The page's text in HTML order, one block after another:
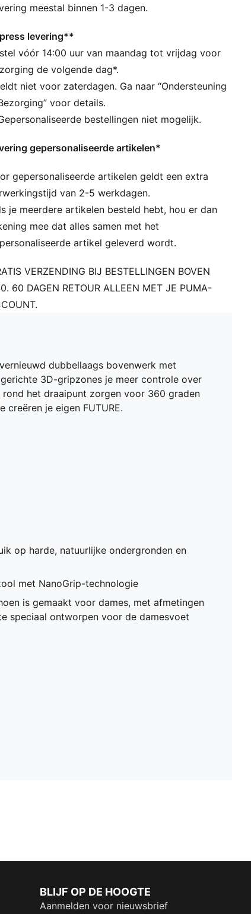
rond het draaipunt zorgen voor 360 graden
gemakkelijk van je af kunt schudden.
jullie creëren je eigen FUTURE.
INS EN OUTS
De zachte voering in combinatie met een
breisel met meerdere texturen past zich aan
een tweede huid, waardoor een nauwsluitende,
pasvorm ontstaat die je stabiel houdt
De PWRTAPE over de middenvoet houdt
je bewegingen in te perken
Vernieuwde mesh-laag met 3D-gripzones voor
balgrip en controle
De vorm en plaatsing van de
rond het draaipunt zorgen voor 360 graden
die nodig is voor explosieve
Normaal
neus: Rond
en kunstgras
verwijderbare inlegzool met NanoGrip-
DAMES Deze schoen is gemaakt voor
meestal binnen 1-3 dagen.
levering**
vóór 14:00 uur van maandag tot vrijdag voor
de volgende dag*.
niet voor zaterdagen. Ga naar “Ondersteuning
voor details.
bestellingen niet mogelijk.
gepersonaliseerde artikelen*
gepersonaliseerde artikelen geldt een extra
van 2-5 werkdagen.
je meerdere artikelen besteld hebt, hou er dan
mee dat alles samen met het
artikel geleverd wordt.
VERZENDING BIJ BESTELLINGEN BOVEN
60 DAGEN RETOUR ALLEEN MET JE PUMA-
dubbellaags bovenwerk met
3D-gripzones je meer controle over
het draaipunt zorgen voor 360 graden
je eigen FUTURE.
op harde, natuurlijke ondergronden en
met NanoGrip-technologie
is gemaakt voor dames, met afmetingen
speciaal ontworpen voor de damesvoet
BLIJF OP DE HOOGTE
Aanmelden voor nieuwsbrief